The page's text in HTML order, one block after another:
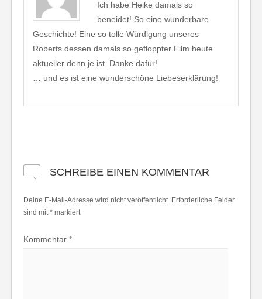
Ich habe Heike damals so
beneidet! So eine wunderbare
Geschichte! Eine so tolle Würdigung unseres
Roberts dessen damals so gefloppter Film heute
aktueller denn je ist. Danke dafür!
… und es ist eine wunderschöne Liebeserklärung!
SCHREIBE EINEN KOMMENTAR
Deine E-Mail-Adresse wird nicht veröffentlicht. Erforderliche Felder
sind mit* markiert
Kommentar *